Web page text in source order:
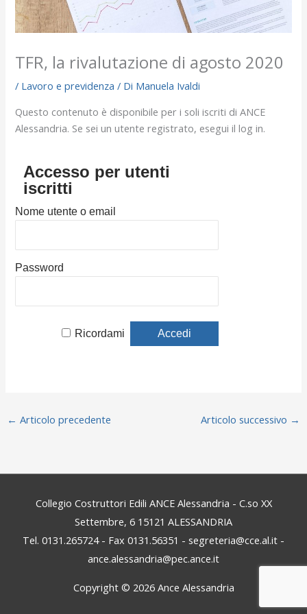
TFR, la rivalutazione di agosto 2020
/ Lavoro e previdenza / Di Manuela Ivaldi
Questo contenuto è disponibile per i soli iscriti di ANCE
Alessandria. Se sei un utente registrato, esegui il log in.
Accesso per utenti
iscritti
Nome utente o email
Password
Ricordami
← Articolo precedente Articolo successivo →
Collegio Costruttori Edili ANCE Alessandria - C.so XX
Settembre, 6 15121 ALESSANDRIA
Tel. 0131.265724 - Fax 0131.56351 - segreteria@cce.al.it -
ance.alessandria@pec.ance.it
Copyright © 2026 Ance Alessandria